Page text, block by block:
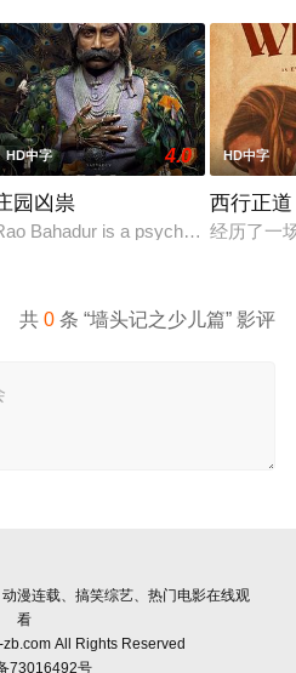
根廷造型师丽娜在瑞士的一场颁
HD中字 4.0
园凶祟
Bahadur is a psychological
HD中字
西行正道
经历了一
共0 条 “墙头记之少儿篇” 影评
漫连载、搞笑综艺、热门电影在线观
看
All Rights Reserved
73016492号